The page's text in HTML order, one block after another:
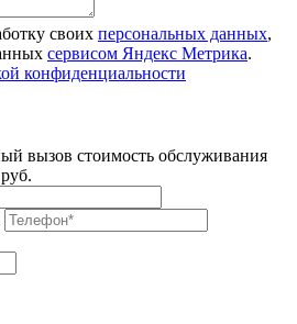
своих персональных данных,
сервисом Яндекс Метрика.
конфиденциальности
вызов стоимость обслуживания